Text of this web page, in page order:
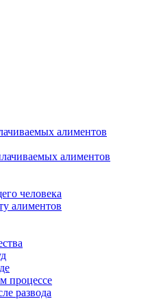
алиментов
алиментов
человека
алиментов
процессе
развода